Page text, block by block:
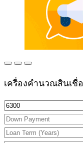
เครื่องคำนวณสินเชื่อ